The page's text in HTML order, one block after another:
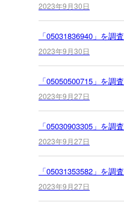
2023年9月30日
「05031836940」を調査
2023年9月30日
「05050500715」を調査
2023年9月27日
「05030903305」を調査
2023年9月27日
「05031353582」を調査
2023年9月27日